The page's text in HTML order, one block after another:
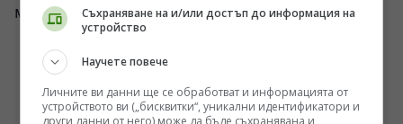
миналия век.Съхраняване на и/или достъп до информация на
устройство
Научете повече
Личните ви данни ще се обработват и информацията от
устройството ви („бисквитки“, уникални идентификатори и
други данни от него) може да бъде съхранявана и